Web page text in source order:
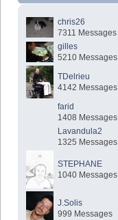
chris26
7311 Messages
gilles
5210 Messages
TDelrieu
4142 Messages
farid
1408 Messages
Lavandula2
1325 Messages
STEPHANE
1040 Messages
J.Solis
999 Messages